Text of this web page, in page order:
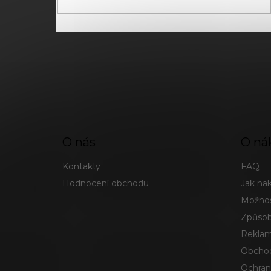
O nás
Kontakty
Hodnocení obchodu
FAQ
Jak